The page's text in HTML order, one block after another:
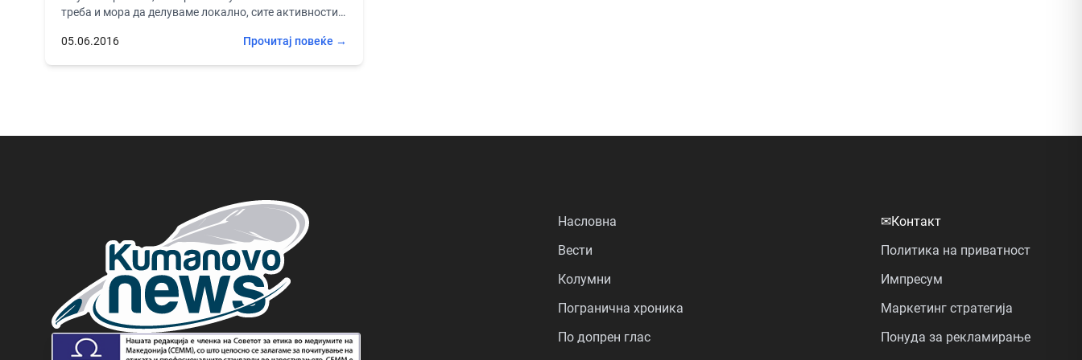
треба и мора да делуваме локално, сите активности
05.06.2016
Прочитај повеќе →
Насловна
Вести
Колумни
Погранична хроника
По допрен глас
✉Контакт
Политика на приватност
Импресум
Маркетинг стратегија
Понуда за рекламирање